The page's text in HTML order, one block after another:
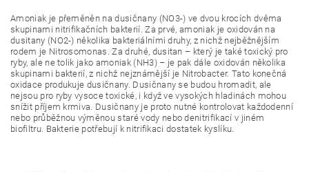
Amoniak je přeměněn na dusičnany (NO3-) ve dvou krocích dvěma
skupinami nitrifikačních bakterií. Za prvé, amoniak je oxidován na
dusitany (NO2-) několika bakteriálními druhy, z nichž nejběžnějším
rodem je Nitrosomonas. Za druhé, dusitan – který je také toxický pro
ryby, ale ne tolik jako amoniak (NH3) – je pak dále oxidován několika
skupinami bakterií, z nichž nejznámější je Nitrobacter. Tato konečná
oxidace produkuje dusičnany. Dusičnany se budou hromadit, ale
nejsou pro ryby vysoce toxické, i když ve vysokých hladinách mohou
snížit příjem krmiva. Dusičnany je proto nutné kontrolovat každodenní
nebo průběžnou výměnou staré vody nebo denitrifikací v jiném
biofiltru. Bakterie potřebují k nitrifikaci dostatek kyslíku.